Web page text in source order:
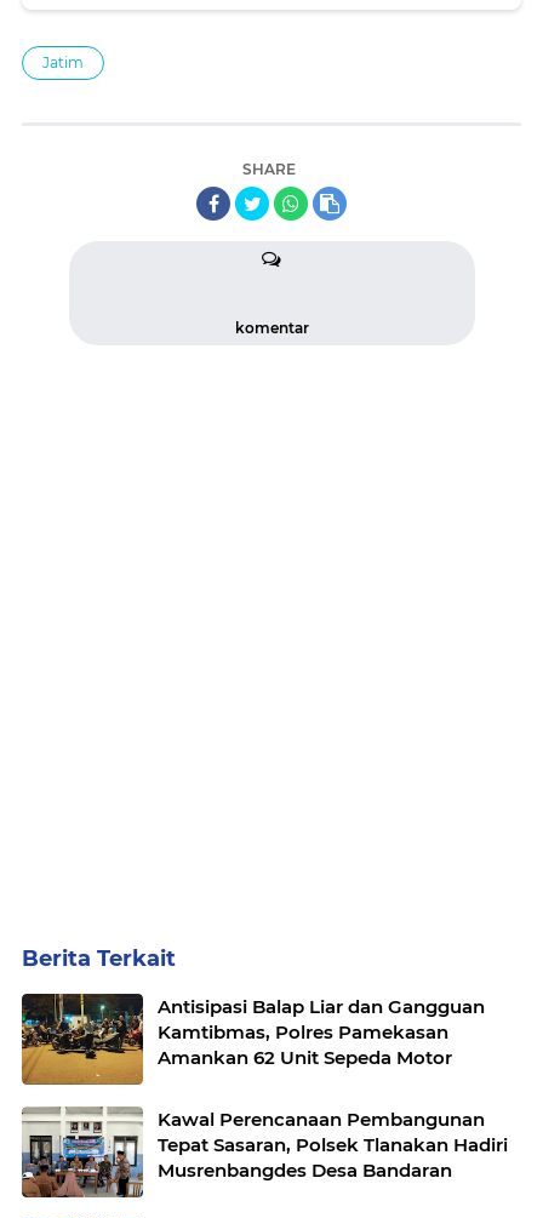
Jatim
SHARE
komentar
Berita Terkait
Antisipasi Balap Liar dan Gangguan
Kamtibmas, Polres Pamekasan
Amankan 62 Unit Sepeda Motor
Kawal Perencanaan Pembangunan
Tepat Sasaran, Polsek Tlanakan Hadiri
Musrenbangdes Desa Bandaran